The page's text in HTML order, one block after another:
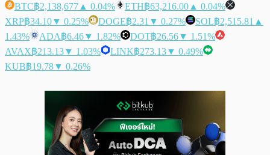
BTC฿2,138,677 ▲ 0.04% ETH฿63,216.00 ▲ 0.04%
XRP฿34.10▼ 0.25% DOGE฿2.31 ▼ 0.27% SOL฿2,515.81 ▲
1.43%
ADA฿6.46▼ 1.82% DOT฿26.56▼ 1.51%
AVAX฿213.13▼ 1.03% LINK฿273.13▼ 0.49%
KUB฿19.78▼ 0.26%